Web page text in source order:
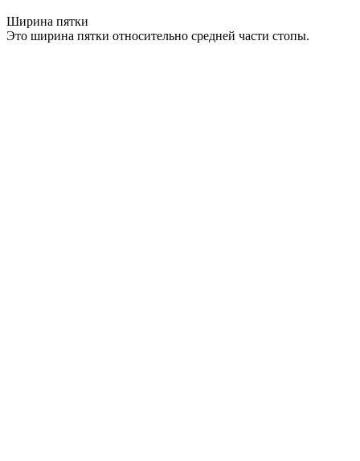
Ширина пятки
Это ширина пятки относительно средней части стопы.